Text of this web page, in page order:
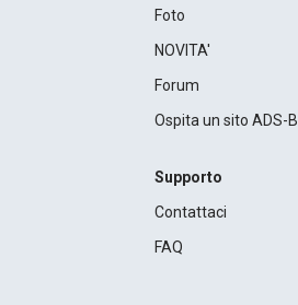
Foto
NOVITA'
Forum
Ospita un sito ADS-B
Supporto
Contattaci
FAQ